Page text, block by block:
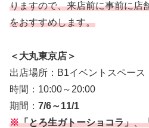
りますので、来店前に事前に店
をおすすめします。
＜大丸東京店＞
出店場所：B1イベントスペース
時間：10:00～20:00
期間： 7/6～11/1
※「とろ生ガトーショコラ」、